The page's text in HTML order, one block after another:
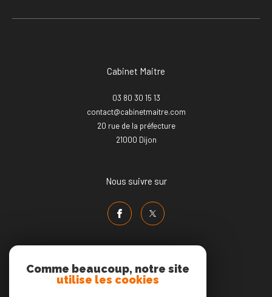
Cabinet Maitre
03 80 30 15 13
contact@cabinetmaitre.com
20 rue de la préfecture
21000
dijon
Nous suivre sur
Adhérents
Comme beaucoup, notre site
utilise les cookies